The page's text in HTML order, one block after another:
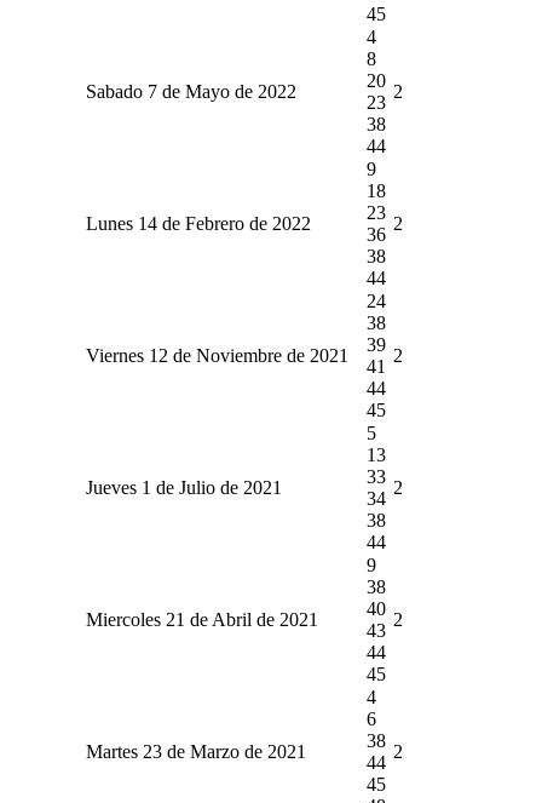
45
Sabado 7 de Mayo de 2022
4
8
20
23
38
44
2
Lunes 14 de Febrero de 2022
9
18
23
36
38
44
2
Viernes 12 de Noviembre de 2021
24
38
39
41
44
45
2
Jueves 1 de Julio de 2021
5
13
33
34
38
44
2
Miercoles 21 de Abril de 2021
9
38
40
43
44
45
2
Martes 23 de Marzo de 2021
4
6
38
44
45
2